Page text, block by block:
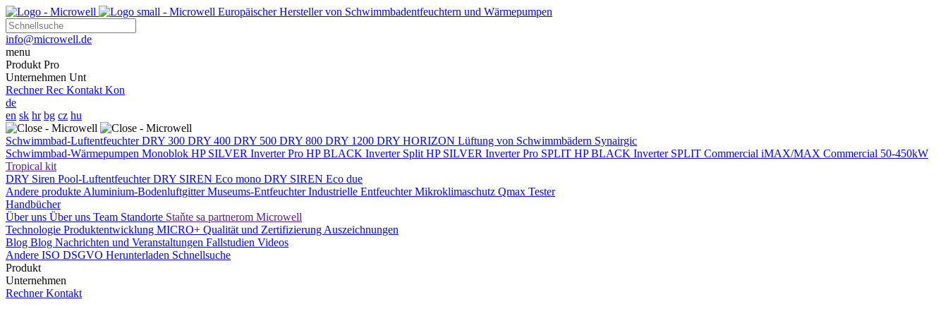
Europäischer Hersteller von Schwimmbadentfeuchtern und Wärmepumpen
info@microwell.de
menu
Produkt Pro
Unternehmen Unt
Rechner Rec Kontakt Kon
de
en sk hr bg cz hu
Schwimmbad-LuftentfeuchterDRY 300 DRY 400 DRY 500 DRY 800 DRY 1200 DRY HORIZON Lüftung von Schwimmbädern Synairgic
Schwimmbad-Wärmepumpen Monoblok HP SILVER Inverter Pro HP BLACK Inverter Split HP SILVER Inverter Pro SPLIT HP BLACK Inverter SPLIT Commercial iMAX/MAX Commercial 50-450kW
Tropical kit
DRY Siren Pool-LuftentfeuchterDRY SIREN Eco mono DRY SIREN Eco due
Andere produkte Aluminium-BodenluftgitterMuseums-EntfeuchterIndustrielle EntfeuchterMikroklimaschutz Qmax Tester
Handbücher
Über uns Über uns Team Standorte Staňte sa partnerom Microwell
Technologie Produktentwicklung MICRO+ Qualität und Zertifizierung Auszeichnungen
Blog Blog Nachrichten und Veranstaltungen Fallstudien Videos
Andere ISO DSGVO Herunterladen Schnellsuche
Produkt
Unternehmen
Rechner Kontakt